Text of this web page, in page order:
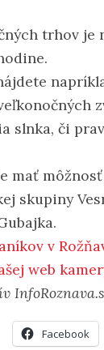
trhov je
slnka, či
mať
skupiny
v
web
Facebook